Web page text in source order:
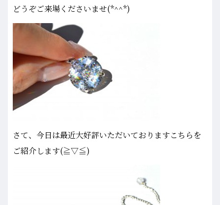
どうぞご来場くださいませ(*^^*)
さて、今日は最近大好評いただいておりますこちらを
ご紹介します(≧▽≦)